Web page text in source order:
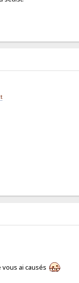
vous ai causés